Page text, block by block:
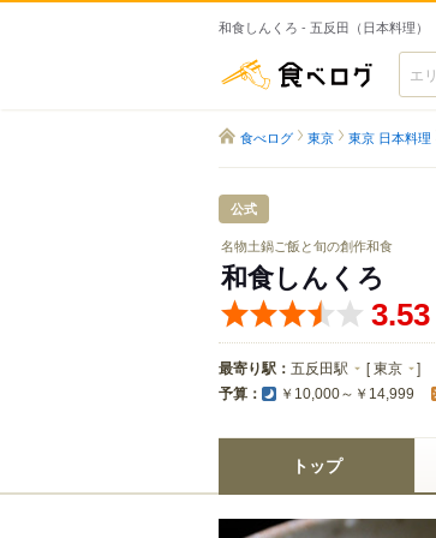
和食しんくろ - 五反田（日本料理）
食べログ
食べログ 東京 東京 日本料理
公式
名物土鍋ご飯と旬の創作和食
和食しんくろ
3.53
最寄り駅： 五反田駅 [東京 ]
予算： ￥10,000～￥14,999
トップ